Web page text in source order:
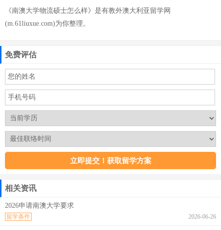
《南澳大学物流硕士怎么样》是有教外澳大利亚留学网
(m.61liuxue.com)为你整理。
免费评估
相关资讯
2026申请南澳大学要求
2026-06-26
留学条件